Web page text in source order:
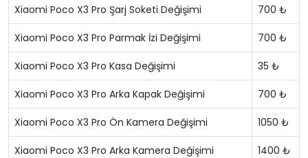
Xiaomi Poco X3 Pro Şarj Soketi Değişimi 700 ₺
Xiaomi Poco X3 Pro Parmak İzi Değişimi 700 ₺
Xiaomi Poco X3 Pro Kasa Değişimi 35 ₺
Xiaomi Poco X3 Pro Arka Kapak Değişimi 700 ₺
Xiaomi Poco X3 Pro Ön Kamera Değişimi 1050 ₺
Xiaomi Poco X3 Pro Arka Kamera Değişimi 1400 ₺